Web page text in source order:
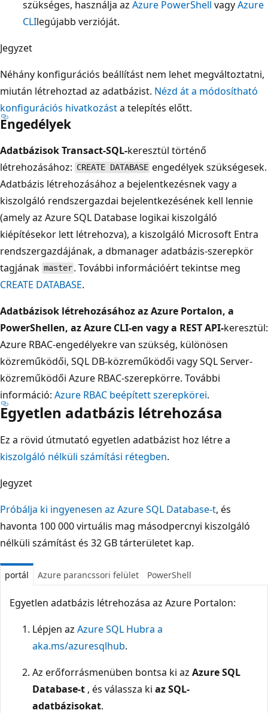
szükséges, használja az Azure PowerShell vagyAzure
CLIlegújabb verzióját.
Jegyzet
Néhány konfigurációs beállítást nem lehet megváltoztatni,
miután létrehoztad az adatbázist. Nézd át a módosítható
konfigurációs hivatkozásta telepítés előtt.
Engedélyek
Adatbázisok Transact-SQL-keresztül történő
létrehozásához: CREATE DATABASE engedélyek szükségesek.
Adatbázis létrehozásához a bejelentkezésnek vagy a
kiszolgáló rendszergazdai bejelentkezésének kell lennie
(amely az Azure SQL Database logikai kiszolgáló
kiépítésekor lett létrehozva), a kiszolgáló Microsoft Entra
rendszergazdájának, a dbmanager adatbázis-szerepkör
tagjának master . További információért tekintse meg
CREATE DATABASE.
Adatbázisok létrehozásához az Azure Portalon, a
PowerShellen, az Azure CLI-en vagy a REST API-keresztül:
Azure RBAC-engedélyekre van szükség, különösen
közreműködői, SQL DB-közreműködői vagy SQL Server-
közreműködői Azure RBAC-szerepkörre. További
információ: Azure RBAC beépített szerepkörei.
Egyetlen adatbázis létrehozása
Ez a rövid útmutató egyetlen adatbázist hoz létre a
kiszolgáló nélküli számítási rétegben.
Jegyzet
Próbálja ki ingyenesen az Azure SQL Database-t, és
havonta 100 000 virtuális mag másodpercnyi kiszolgáló
nélküli számítást és 32 GB tárterületet kap.
portál Azure parancssori felület PowerShell
Egyetlen adatbázis létrehozása az Azure Portalon:
Lépjen az Azure SQL Hubra a
aka.ms/azuresqlhub.
Az erőforrásmenüben bontsa ki az Azure SQL
Database-t , és válassza ki az SQL-
adatbázisokat.